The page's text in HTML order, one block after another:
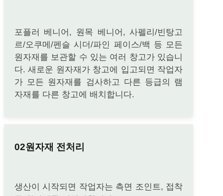
포플러 베니어, 원목 베니어, 사펠리/빈탕고
르/오쿠메/펜슬 시더/파인 페이스/백 등 모든
원자재를 보관할 수 있는 여러 창고가 있습니
다. 새로운 원자재가 창고에 입고되면 작업자
가 모든 원자재를 검사하고 다른 등급의 램
자재를 다른 창고에 배치합니다.
원자재 전처리
생산이 시작되면 작업자는 측면 조인트, 접착